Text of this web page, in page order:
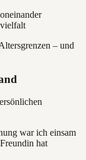
– und
war ich einsam
hat